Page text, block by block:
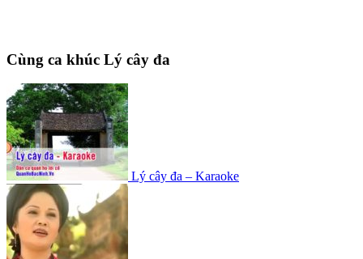
Cùng ca khúc Lý cây đa
Lý cây đa – Karaoke